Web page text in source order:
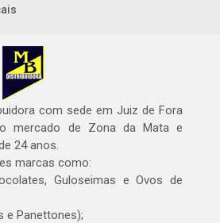
com sede em Juiz de Fora
mercado de Zona da Mata e
24 anos.
marcas como:
Guloseimas e Ovos de
e Panettones);